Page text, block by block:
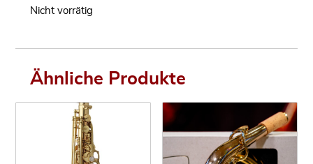
Nicht vorrätig
Ähnliche Produkte